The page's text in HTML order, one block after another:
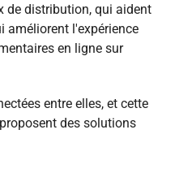
de distribution, qui aident
améliorent l'expérience
en ligne sur
entre elles, et cette
des solutions